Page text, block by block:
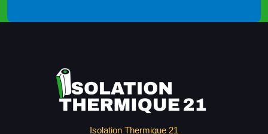
Isolation Thermique 21